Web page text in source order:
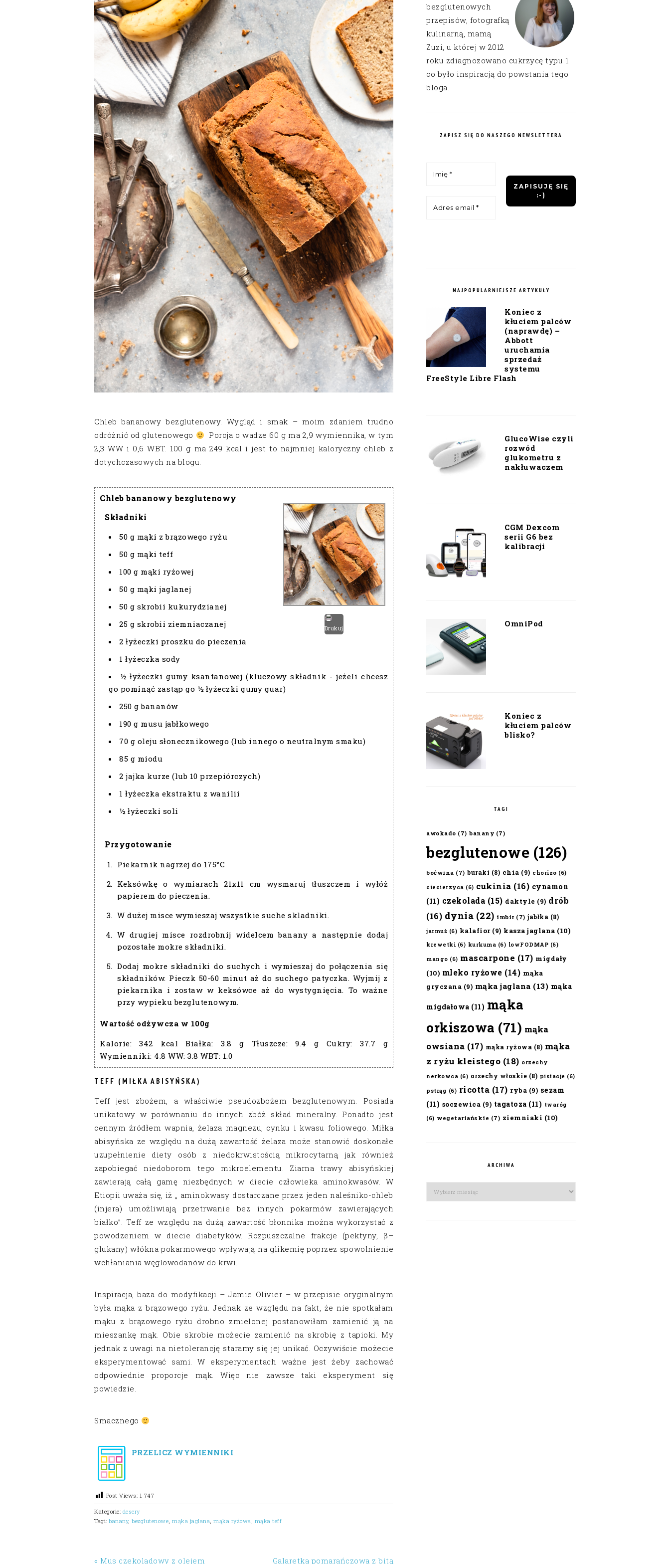
Chleb bananowy bezglutenowy. Wygląd i smak – moim zdaniem trudno
odróżnić od glutenowego
Porcja o wadze 60 g ma 2,9 wymiennika, w tym
2,3 WW i 0,6 WBT. 100 g ma 249 kcal i jest to najmniej kaloryczny chleb z
dotychczasowych na blogu.
Chleb bananowy bezglutenowy
Drukuj
Składniki
50 g mąki z brązowego ryżu
50 g mąki teff
100 g mąki ryżowej
50 g mąki jaglanej
50 g skrobii kukurydzianej
25 g skrobii ziemniaczanej
2 łyżeczki proszku do pieczenia
1 łyżeczka sody
½ łyżeczki gumy ksantanowej (kluczowy składnik - jeżeli chcesz
go pominąć zastąp go ½ łyżeczki gumy guar)
250 g bananów
190 g musu jabłkowego
70 g oleju słonecznikowego (lub innego o neutralnym smaku)
85 g miodu
2 jajka kurze (lub 10 przepiórczych)
1 łyżeczka ekstraktu z wanilii
½ łyżeczki soli
Przygotowanie
Piekarnik nagrzej do 175°C
Keksówkę o wymiarach 21x11 cm wysmaruj tłuszczem i wyłóż
papierem do pieczenia.
W dużej misce wymieszaj wszystkie suche skladniki.
W drugiej misce rozdrobnij widelcem banany a następnie dodaj
pozostałe mokre składniki.
Dodaj mokre składniki do suchych i wymieszaj do połączenia się
składników. Pieczk 50-60 minut aż do suchego patyczka. Wyjmij z
piekarnika i zostaw w keksówce aż do wystygnięcia. To ważne
przy wypieku bezglutenowym.
Wartość odżywcza w 100g
Kalorie:342 kcal Białka:3.8 g Tłuszcze:9.4 g Cukry:37.7 g
Wymienniki: 4.8 WW: 3.8 WBT: 1.0
TEFF (MIŁKA ABISYŃSKA)
Teff jest zbożem, a właściwie pseudozbożem bezglutenowym. Posiada
unikatowy w porównaniu do innych zbóż skład mineralny. Ponadto jest
cennym źródłem wapnia, żelaza magnezu, cynku i kwasu foliowego. Miłka
abisyńska ze względu na dużą zawartość żelaza może stanowić doskonałe
uzupełnienie diety osób z niedokrwistością mikrocytarną jak również
zapobiegać niedoborom tego mikroelementu. Ziarna trawy abisyńskiej
zawierają całą gamę niezbędnych w diecie człowieka aminokwasów. W
Etiopii uważa się, iż „ aminokwasy dostarczane przez jeden naleśniko-chleb
(injera) umożliwiają przetrwanie bez innych pokarmów zawierających
białko”. Teff ze względu na dużą zawartość błonnika można wykorzystać z
powodzeniem w diecie diabetyków. Rozpuszczalne frakcje (pektyny, β–
glukany) włókna pokarmowego wpływają na glikemię poprzez spowolnienie
wchłaniania węglowodanów do krwi.
Inspiracja, baza do modyfikacji – Jamie Olivier – w przepisie oryginalnym
była mąka z brązowego ryżu. Jednak ze względu na fakt, że nie spotkałam
mąku z brązowego ryżu drobno zmielonej postanowiłam zamienić ją na
mieszankę mąk. Obie skrobie możecie zamienić na skrobię z tapioki. My
jednak z uwagi na nietolerancję staramy się jej unikać. Oczywiście możecie
eksperymentować sami. W eksperymentach ważne jest żeby zachować
odpowiednie proporcje mąk. Więc nie zawsze taki eksperyment się
powiedzie.
Smacznego
PRZELICZ WYMIENNIKI
Post Views: 1 747
Kategorie: desery
Tagi: banany, bezglutenowe, mąka jaglana, mąka ryżowa, mąka teff
« Mus czekoladowy z olejem Galaretka pomarańczowa z bitą
bezglutenowych
przepisów, fotografką
kulinarną, mamą
Zuzi, u której w 2012
roku zdiagnozowano cukrzycę typu 1
co było inspiracją do powstania tego
bloga.
ZAPISZ SIĘ DO NASZEGO NEWSLETTERA
NAJPOPULARNIEJSZE ARTYKUŁY
Koniec z
kłuciem palców
(naprawdę) –
Abbott
uruchamia
sprzedaż
systemu
FreeStyle Libre Flash
GlucoWise czyli
rozwód
glukometru z
nakłuwaczem
CGM Dexcom
serii G6 bez
kalibracji
OmniPod
Koniec z
kłuciem palców
blisko?
TAGI
awokado (7) banany (7)
bezglutenowe (126)
boćwina (7) buraki (8) chia (9) chorizo (6)
ciecierzyca (6) cukinia (16) cynamon
(11) czekolada (15) daktyle (9) drób
(16) dynia (22) imbir (7) jabłka (8)
jarmuż (6) kalafior(9) kasza jaglana (10)
krewetki (6) kurkuma (6) lowFODMAP (6)
mango (6) mascarpone (17) migdały
(10) mleko ryżowe (14) mąka
gryczana (9) mąka jaglana (13) mąka
migdałowa (11) mąka
orkiszowa (71) mąka
owsiana (17) mąka ryżowa (8) mąka
z ryżu kleistego (18) orzechy
nerkowca (6) orzechy włoskie (8) pistacje (6)
pstrąg (6) ricotta (17) ryba (9) sezam
(11) soczewica (9) tagatoza (11) twaróg
(6) wegetariańskie (7) ziemniaki (10)
ARCHIWA
Archiwa